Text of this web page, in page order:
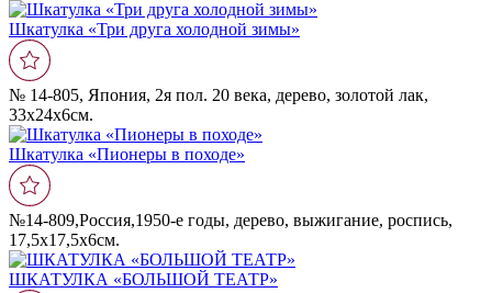
Шкатулка «Три друга холодной зимы»
№ 14-805, Япония, 2я пол. 20 века, дерево, золотой лак,
33х24х6см.
Шкатулка «Пионеры в походе»
№14-809,Россия,1950-е годы, дерево, выжигание, роспись,
17,5х17,5х6см.
ШКАТУЛКА «БОЛЬШОЙ ТЕАТР»